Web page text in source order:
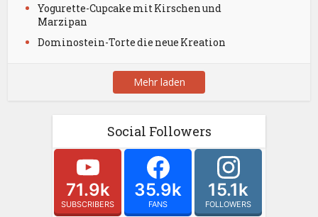
Yogurette-Cupcake mit Kirschen und
Marzipan
Dominostein-Torte die neue Kreation
Mehr laden
Social Followers
71.9k
SUBSCRIBERS
35.9k
FANS
15.1k
FOLLOWERS